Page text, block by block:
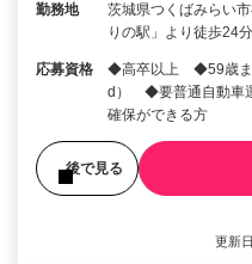
勤務地
茨城県つくばみらい
りの駅」より徒歩24
応募資格
◆高卒以上 ◆59歳ま
d） ◆要普通自動車
確保ができる方
後で見る
更新